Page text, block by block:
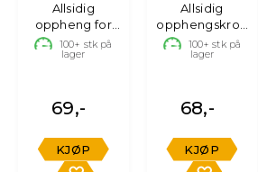
Allsidig
oppheng for
rør og utstyr
100+ stk på
lager
69,-
KJØP
Allsidig
opphengskrok
– 60 mm
100+ stk på
lager
68,-
KJØP